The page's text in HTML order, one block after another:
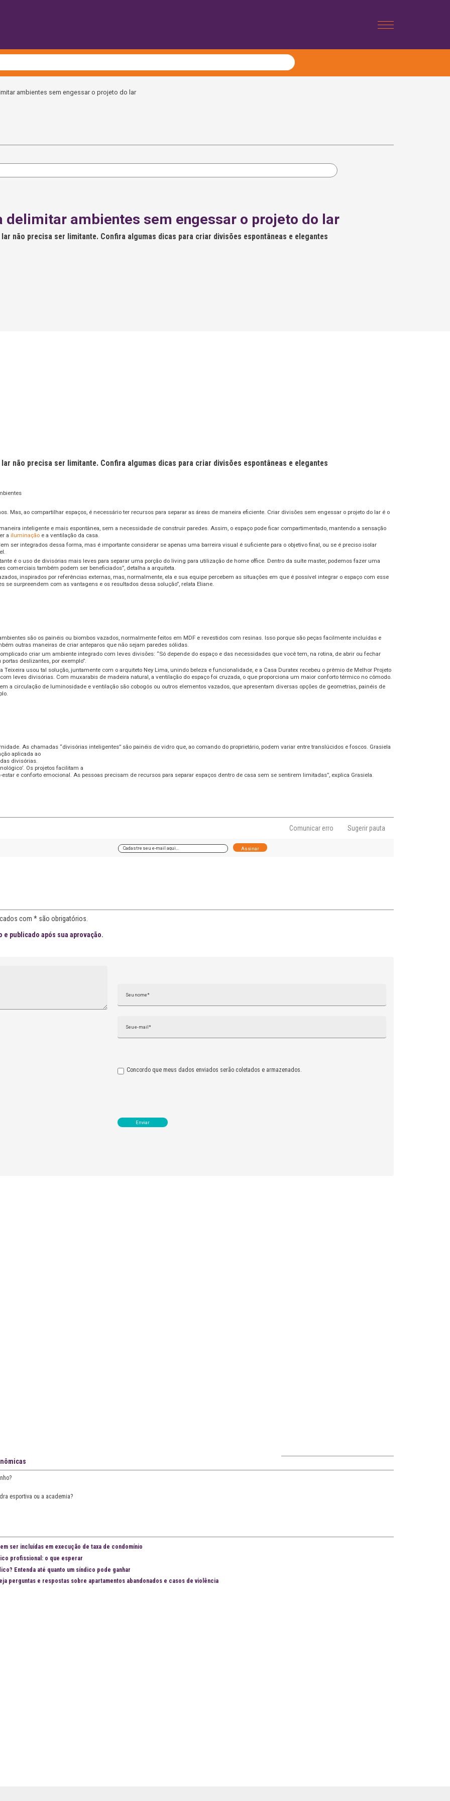
ambientes sem engessar o projeto do lar
delimitar ambientes sem engessar o projeto do lar
não precisa ser limitante. Confira algumas dicas para criar divisões espontâneas e elegantes
não precisa ser limitante. Confira algumas dicas para criar divisões espontâneas e elegantes
Mas, ao compartilhar espaços, é necessário ter recursos para separar as áreas de maneira eficiente. Criar divisões sem engessar o projeto do lar é o
inteligente e mais espontânea, sem a necessidade de construir paredes. Assim, o espaço pode ficar compartimentado, mantendo a sensação
a iluminaçãoe a ventilação da casa.
ser integrados dessa forma, mas é importante considerar se apenas uma barreira visual é suficiente para o objetivo final, ou se é preciso isolar
é o uso de divisórias mais leves para separar uma porção do living para utilização de home office. Dentro da suíte master, podemos fazer uma
comerciais também podem ser beneficiados”, detalha a arquiteta.
inspirados por referências externas, mas, normalmente, ela e sua equipe percebem as situações em que é possível integrar o espaço com esse
se surpreendem com as vantagens e os resultados dessa solução”, relata Eliane.
são os painéis ou biombos vazados, normalmente feitos em MDF e revestidos com resinas. Isso porque são peças facilmente incluídas e
outras maneiras de criar anteparos que não sejam paredes sólidas.
criar um ambiente integrado com leves divisões: “Só depende do espaço e das necessidades que você tem, na rotina, de abrir ou fechar
deslizantes, por exemplo”.
Teixeira usou tal solução, juntamente com o arquiteto Ney Lima, unindo beleza e funcionalidade, e a Casa Duratex recebeu o prêmio de Melhor Projeto
leves divisórias. Com muxarabis de madeira natural, a ventilação do espaço foi cruzada, o que proporciona um maior conforto térmico no cômodo.
a circulação de luminosidade e ventilação são cobogós ou outros elementos vazados, que apresentam diversas opções de geometrias, painéis de
As chamadas “divisórias inteligentes” são painéis de vidro que, ao comando do proprietário, podem variar entre translúcidos e foscos. Grasiela
aplicada ao
divisórias.
Os projetos facilitam a
e conforto emocional. As pessoas precisam de recursos para separar espaços dentro de casa sem se sentirem limitadas”, explica Grasiela.
Comunicar erro
Sugerir pauta
com * são obrigatórios.
publicado após sua aprovação.
Concordo que meus dados enviados serão coletados e armazenados.
esportiva ou a academia?
ser incluídas em execução de taxa de condomínio
profissional: o que esperar
Entenda até quanto um síndico pode ganhar
perguntas e respostas sobre apartamentos abandonados e casos de violência